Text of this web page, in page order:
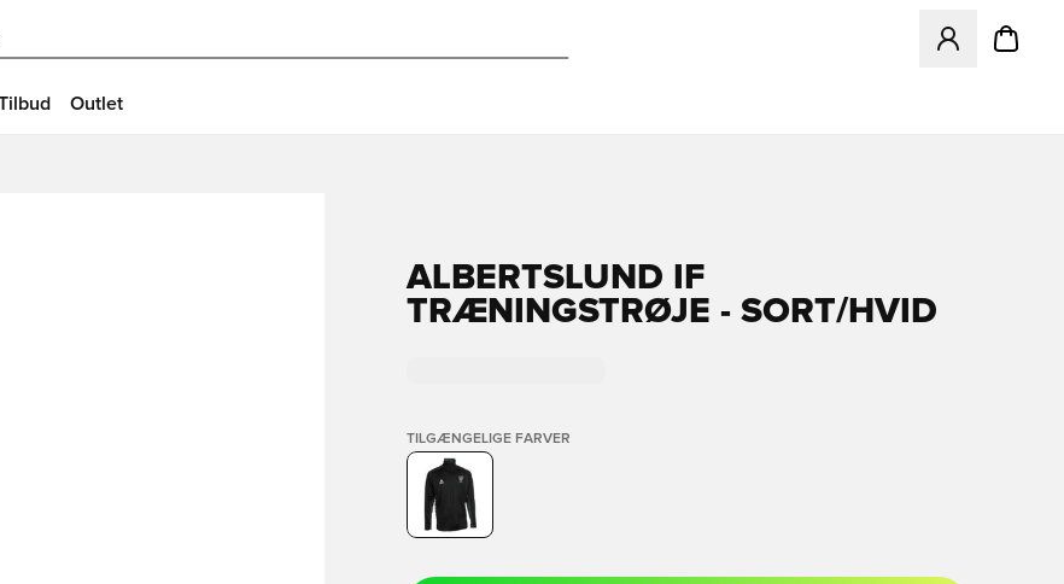
Åbner en
Outlet
ALBERTSLUND IF
TRÆNINGSTRØJE - SORT/HVID
TILGÆNGELIGE FARVER